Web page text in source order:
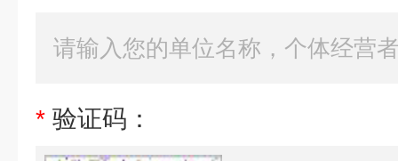
* 验证码：